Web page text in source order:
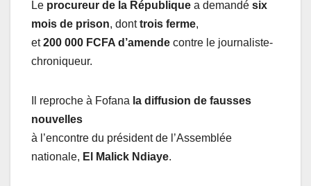
Le procureur de la République a demandé six
mois de prison, donttrois ferme,
et200 000 FCFA d’amende contre le journaliste-
chroniqueur.
Il reproche à Fofana la diffusion de fausses
nouvelles
à l’encontre du président de l’Assemblée
nationale, El Malick Ndiaye.